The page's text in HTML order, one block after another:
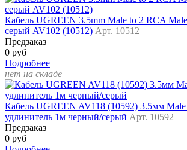
Кабель UGREEN 3.5mm Male to 2 RCA
серый AV102 (10512) Арт. 10512_
Предзаказ
0 руб
Подробнее
нет на складе
Кабель UGREEN AV118 (10592) 3.5мм
удлинитель 1м черный/серый Арт. 10592_
Предзаказ
0 руб